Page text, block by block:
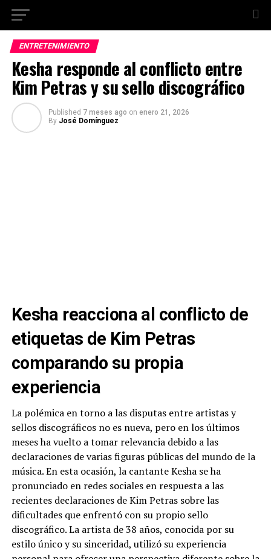
ENTRETENIMIENTO
Kesha responde al conflicto entre
Kim Petras y su sello discográfico
Published 7 meses ago on enero 21, 2026
By José Domínguez
Kesha reacciona al conflicto de
etiquetas de Kim Petras
comparando su propia
experiencia
La polémica en torno a las disputas entre artistas y
sellos discográficos no es nueva, pero en los últimos
meses ha vuelto a tomar relevancia debido a las
declaraciones de varias figuras públicas del mundo de la
música. En esta ocasión, la cantante Kesha se ha
pronunciado en redes sociales en respuesta a las
recientes declaraciones de Kim Petras sobre las
dificultades que enfrentó con su propio sello
discográfico. La artista de 38 años, conocida por su
estilo único y su sinceridad, utilizó su experiencia